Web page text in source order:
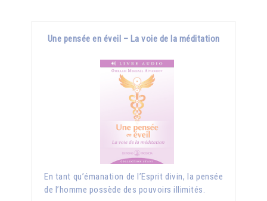
Une pensée en éveil – La voie de la méditation
En tant qu’émanation de l’Esprit divin, la pensée
de l’homme possède des pouvoirs illimités.